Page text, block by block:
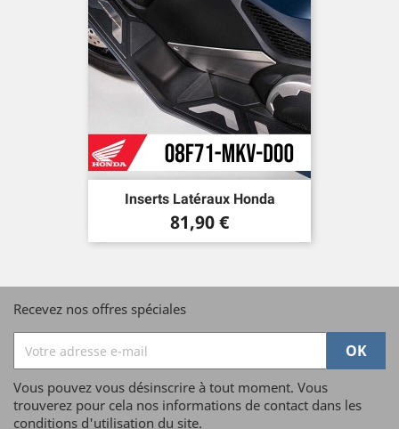
Inserts Latéraux Honda
Prix
81,90 €
Recevez nos offres spéciales
Vous pouvez vous désinscrire à tout moment. Vous
trouverez pour cela nos informations de contact dans les
conditions d'utilisation du site.